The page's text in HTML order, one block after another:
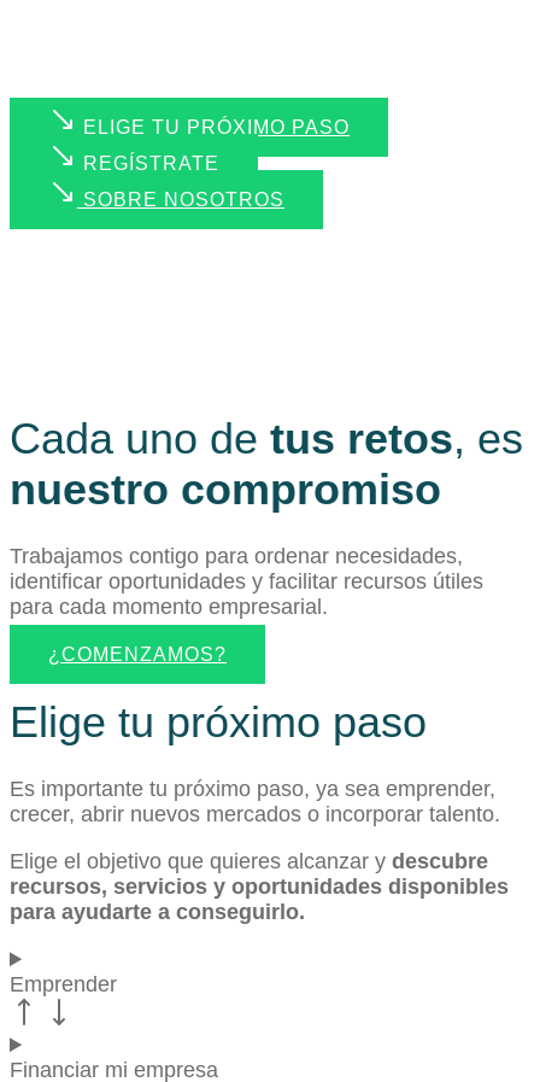
ELIGE TU PRÓXIMO PASO
REGÍSTRATE
SOBRE NOSOTROS
Cada uno de tus retos, es
nuestro compromiso
Trabajamos contigo para ordenar necesidades,
identificar oportunidades y facilitar recursos útiles
para cada momento empresarial.
¿COMENZAMOS?
Elige tu próximo paso
Es importante tu próximo paso, ya sea emprender,
crecer, abrir nuevos mercados o incorporar talento.
Elige el objetivo que quieres alcanzar y descubre
recursos, servicios y oportunidades disponibles
para ayudarte a conseguirlo.
Emprender
Financiar mi empresa